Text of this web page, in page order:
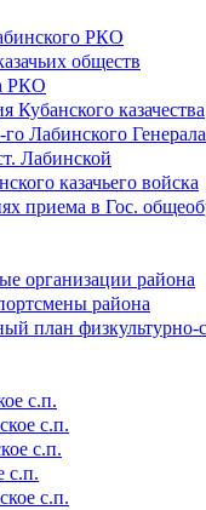
РКО
обществ
РКО
Кубанского казачества
Лабинского
Лабинской
казачьего войска
приема в Гос.
организации района
района
план
с.п.
с.п.
с.п.
с.п.
с.п.